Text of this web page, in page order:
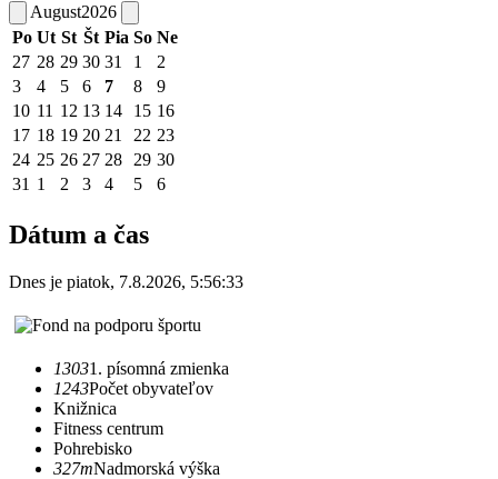
August2026
Po Ut St Št Pia So Ne
27 28 29 30 31 1
2
3
4 5 6 7 8
9
10 11 12 13 14 15 16
17 18 19 20 21 22 23
24 25 26 27 28 29 30
31 1 2 3 4 5 6
Dátum a čas
Dnes je piatok, 7.8.2026, 5:56:33
13031. písomná zmienka
1243Počet obyvateľov
Knižnica
Fitness centrum
Pohrebisko
327mNadmorská výška